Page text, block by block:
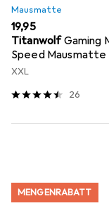
Mausmatte
EUR
19,95
TitanwolfGaming
Speed Mausmatte
Topography
XXL
26
MENGENRABATT